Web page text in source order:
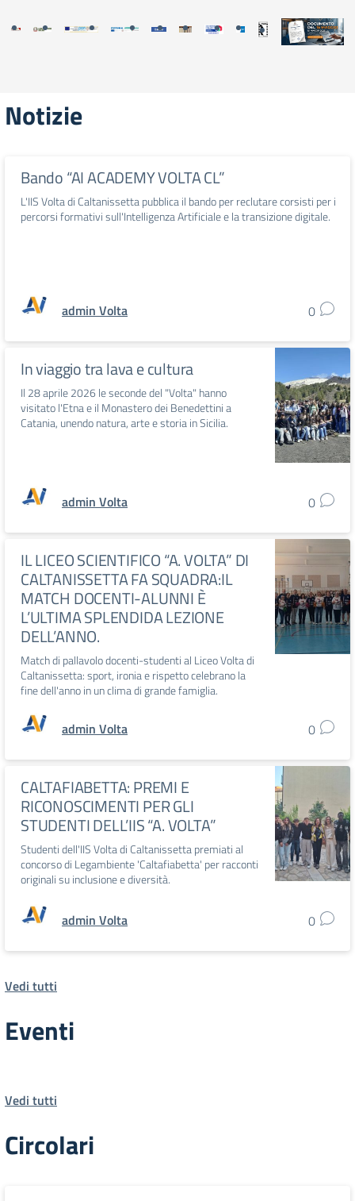
Notizie
Bando “AI ACADEMY VOLTA CL”
L'IIS Volta di Caltanissetta pubblica il bando per reclutare corsisti per i
percorsi formativi sull'Intelligenza Artificiale e la transizione digitale.
admin Volta 0
In viaggio tra lava e cultura
Il 28 aprile 2026 le seconde del "Volta" hanno
visitato l'Etna e il Monastero dei Benedettini a
Catania, unendo natura, arte e storia in Sicilia.
admin Volta 0
IL LICEO SCIENTIFICO “A. VOLTA” DI
CALTANISSETTA FA SQUADRA:IL
MATCH DOCENTI-ALUNNI È
L’ULTIMA SPLENDIDA LEZIONE
DELL’ANNO.
Match di pallavolo docenti-studenti al Liceo Volta di
Caltanissetta: sport, ironia e rispetto celebrano la
fine dell'anno in un clima di grande famiglia.
admin Volta 0
CALTAFIABETTA: PREMI E
RICONOSCIMENTI PER GLI
STUDENTI DELL’IIS “A. VOLTA”
Studenti dell'IIS Volta di Caltanissetta premiati al
concorso di Legambiente 'Caltafiabetta' per racconti
originali su inclusione e diversità.
admin Volta 0
Vedi tutti
Eventi
Vedi tutti
Circolari